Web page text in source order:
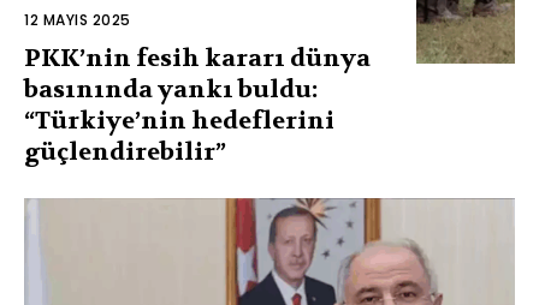
12 MAYIS 2025
PKK’nin fesih kararı dünya
basınında yankı buldu:
“Türkiye’nin hedeflerini
güçlendirebilir”